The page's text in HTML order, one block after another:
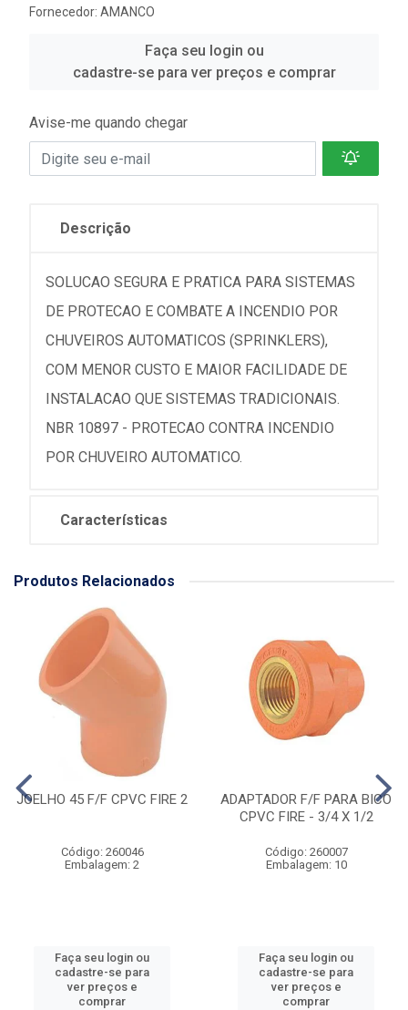
Fornecedor: AMANCO
Faça seu login ou
cadastre-se para ver preços e comprar
Avise-me quando chegar
Descrição
SOLUCAO SEGURA E PRATICA PARA SISTEMAS
DE PROTECAO E COMBATE A INCENDIO POR
CHUVEIROS AUTOMATICOS (SPRINKLERS),
COM MENOR CUSTO E MAIOR FACILIDADE DE
INSTALACAO QUE SISTEMAS TRADICIONAIS.
NBR 10897 - PROTECAO CONTRA INCENDIO
POR CHUVEIRO AUTOMATICO.
Características
Produtos Relacionados
JOELHO 45 F/F CPVC FIRE 2
Código: 260046
Embalagem: 2
Faça seu login ou
cadastre-se para
ver preços e
comprar
ADAPTADOR F/F PARA BICO
CPVC FIRE - 3/4 X 1/2
Código: 260007
Embalagem: 10
Faça seu login ou
cadastre-se para
ver preços e
comprar